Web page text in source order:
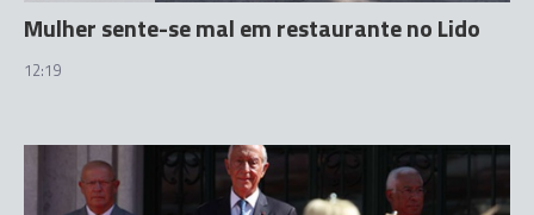
Mulher sente-se mal em restaurante no Lido
12:19